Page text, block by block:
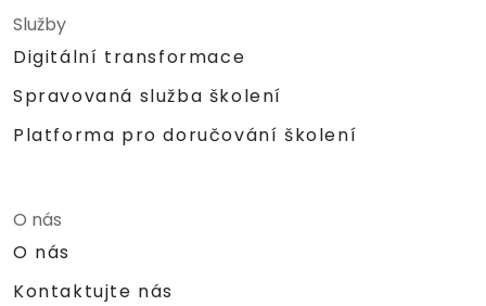
Služby
Digitální transformace
Spravovaná služba školení
Platforma pro doručování školení
O nás
O nás
Kontaktujte nás